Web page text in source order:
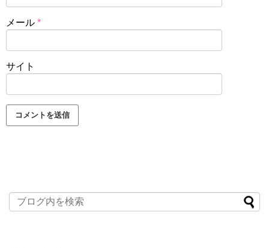
メール *
サイト